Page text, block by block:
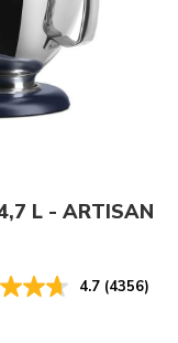
L - ARTISAN
4.7 (4356)